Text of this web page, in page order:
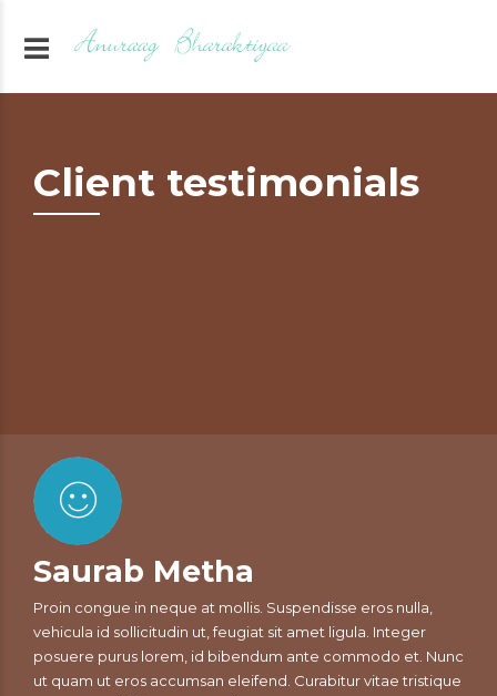
Client testimonials
Saurab Metha
Proin congue in neque at mollis. Suspendisse eros nulla,
vehicula id sollicitudin ut, feugiat sit amet ligula. Integer
posuere purus lorem, id bibendum ante commodo et. Nunc
ut quam ut eros accumsan eleifend. Curabitur vitae tristique